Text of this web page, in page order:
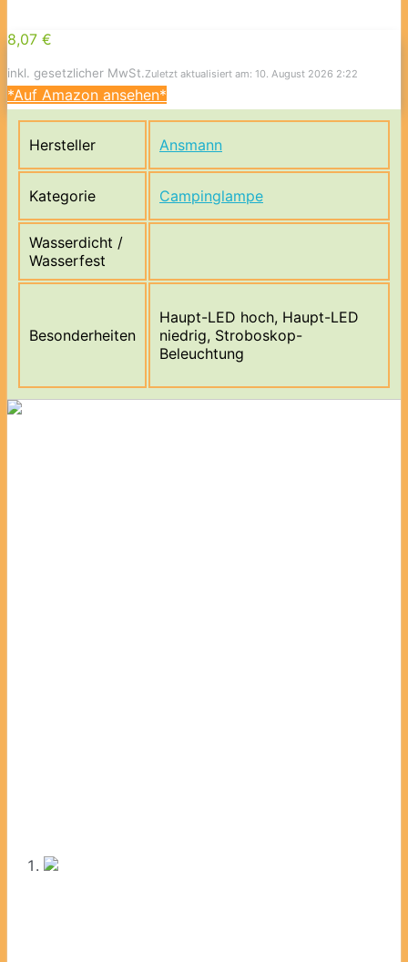
8,07 €
inkl. gesetzlicher MwSt.Zuletzt aktualisiert am: 10. August 2026 2:22
*Auf Amazon ansehen*
Hersteller Ansmann
Kategorie Campinglampe
Wasserdicht /
Wasserfest
Besonderheiten
Haupt-LED hoch, Haupt-LED
niedrig, Stroboskop-
Beleuchtung